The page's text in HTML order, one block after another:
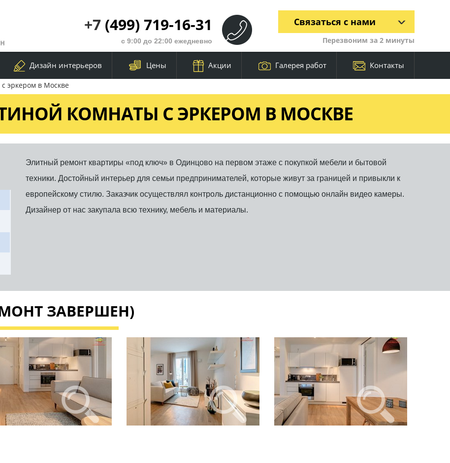
+7(499) 719-16-31
с 9:00 до 22:00 ежедневно
Связаться с нами
Перезвоним за 2 минуты
Дизайн интерьеров Цены Акции Галерея работ Контакты
эркером в Москве
КОМНАТЫ С ЭРКЕРОМ В МОСКВЕ
Элитный ремонт квартиры «под ключ» в Одинцово на первом этаже с покупкой мебели и бытовой
техники. Достойный интерьер для семьи предпринимателей, которые живут за границей и привыкли к
европейскому стилю. Заказчик осуществлял контроль дистанционно с помощью онлайн видео камеры.
Дизайнер от нас закупала всю технику, мебель и материалы.
ЗАВЕРШЕН)